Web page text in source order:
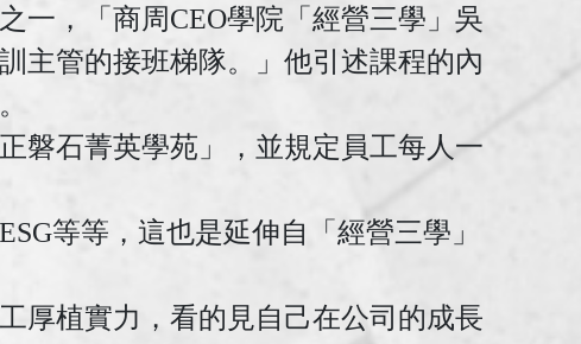
一，「商周CEO學院「經營三學」吳
主管的接班梯隊。」他引述課程的內
磐石菁英學苑」，並規定員工每人一
等等，這也是延伸自「經營三學」
厚植實力，看的見自己在公司的成長